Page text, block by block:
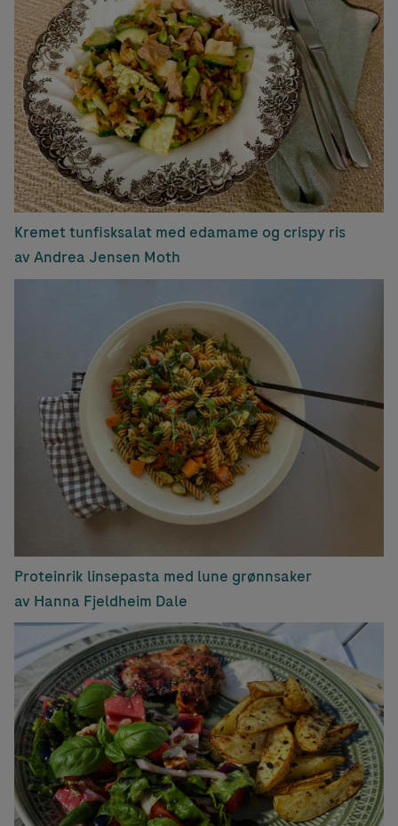
Kremet tunfisksalat med edamame og crispy ris
av Andrea Jensen Moth
Proteinrik linsepasta med lune grønnsaker
av Hanna Fjeldheim Dale